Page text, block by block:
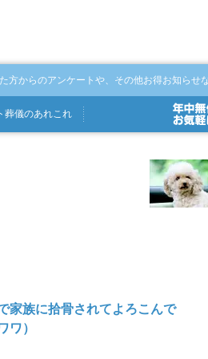
方からのアンケートや、その他お得お知らせ
葬儀のあれこれ
家族に拾骨されてよろこんで
ワ）